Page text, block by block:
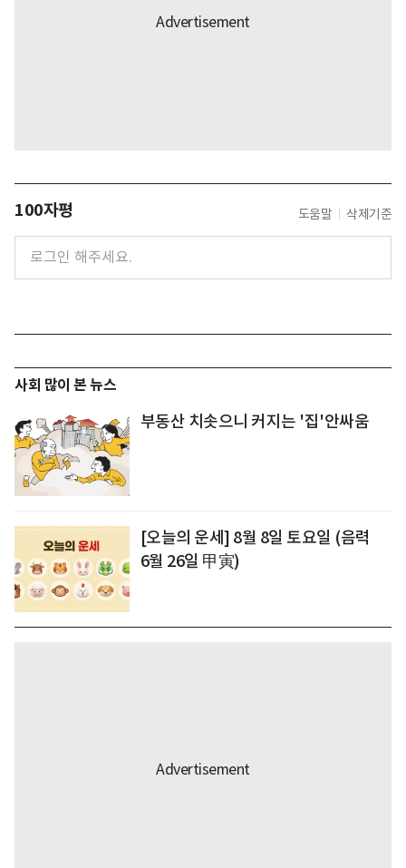
100자평 도움말 삭제기준
사회 많이 본 뉴스
부동산 치솟으니 커지는 '집'안싸움
[오늘의 운세] 8월 8일 토요일 (음력
6월 26일 甲寅)